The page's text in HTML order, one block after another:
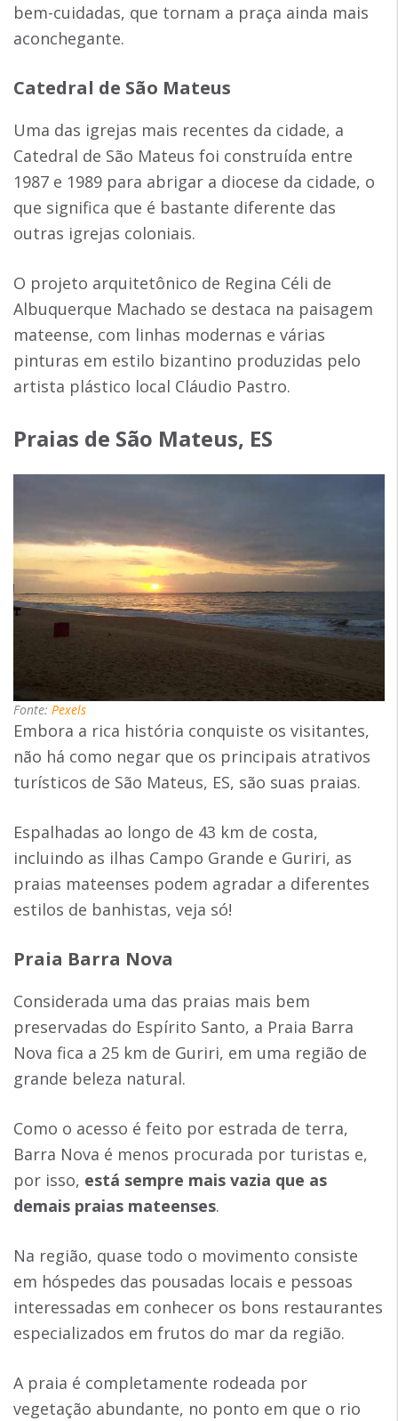
bem-cuidadas, que tornam a praça ainda mais
aconchegante.
Catedral de São Mateus
Uma das igrejas mais recentes da cidade, a
Catedral de São Mateus foi construída entre
1987 e 1989 para abrigar a diocese da cidade, o
que significa que é bastante diferente das
outras igrejas coloniais.
O projeto arquitetônico de Regina Céli de
Albuquerque Machado se destaca na paisagem
mateense, com linhas modernas e várias
pinturas em estilo bizantino produzidas pelo
artista plástico local Cláudio Pastro.
Praias de São Mateus, ES
Fonte: Pexels
Embora a rica história conquiste os visitantes,
não há como negar que os principais atrativos
turísticos de São Mateus, ES, são suas praias.
Espalhadas ao longo de 43 km de costa,
incluindo as ilhas Campo Grande e Guriri, as
praias mateenses podem agradar a diferentes
estilos de banhistas, veja só!
Praia Barra Nova
Considerada uma das praias mais bem
preservadas do Espírito Santo, a Praia Barra
Nova fica a 25 km de Guriri, em uma região de
grande beleza natural.
Como o acesso é feito por estrada de terra,
Barra Nova é menos procurada por turistas e,
por isso, está sempre mais vazia que as
demais praias mateenses.
Na região, quase todo o movimento consiste
em hóspedes das pousadas locais e pessoas
interessadas em conhecer os bons restaurantes
especializados em frutos do mar da região.
A praia é completamente rodeada por
vegetação abundante, no ponto em que o rio